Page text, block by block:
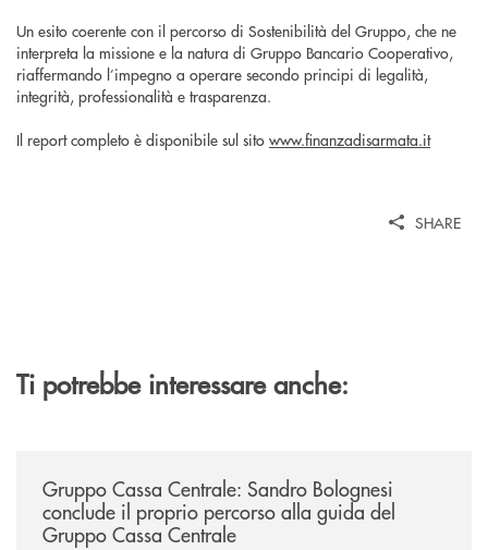
Un esito coerente con il percorso di Sostenibilità del Gruppo, che ne
interpreta la missione e la natura di Gruppo Bancario Cooperativo,
riaffermando l’impegno a operare secondo principi di legalità,
integrità, professionalità e trasparenza.
Il report completo è disponibile sul sito www.finanzadisarmata.it
SHARE
Ti potrebbe interessare anche:
Gruppo Cassa Centrale: Sandro Bolognesi
conclude il proprio percorso alla guida del
Gruppo Cassa Centrale